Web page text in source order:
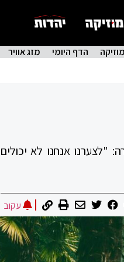
מוזיקה הדף היומי מזג אוויר
"לצערנו אנחנו לא יכולים
עקוב